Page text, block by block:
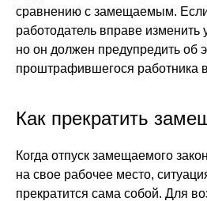
сравнению с замещаемым. Если
работодатель вправе
но он должен предупредить об
проштрафившегося работника
Как прекратить
Когда отпуск замещаемого
на свое рабочее место,
прекратится сама собой. Для